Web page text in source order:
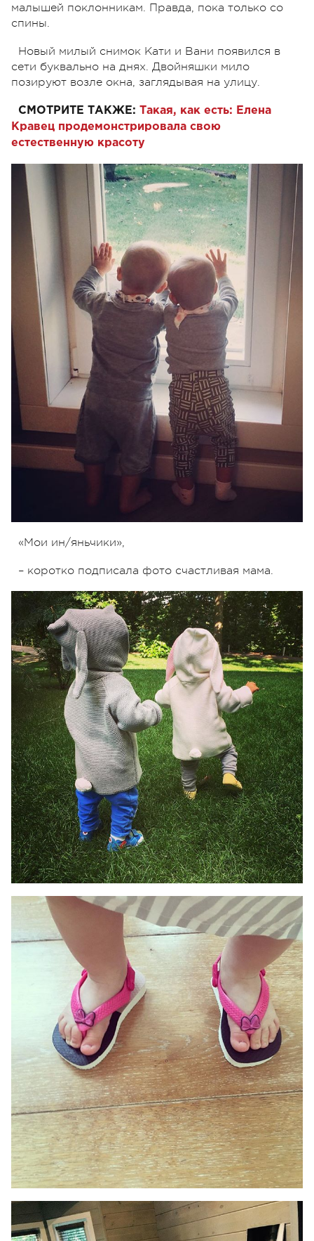
малышей поклонникам. Правда, пока только со
спины.
Новый милый снимок Кати и Вани появился в
сети буквально на днях. Двойняшки мило
позируют возле окна, заглядывая на улицу.
СМОТРИТЕ ТАКЖЕ: Такая, как есть: Елена
Кравец продемонстрировала свою
естественную красоту
«Мои ин/яньчики»,
– коротко подписала фото счастливая мама.